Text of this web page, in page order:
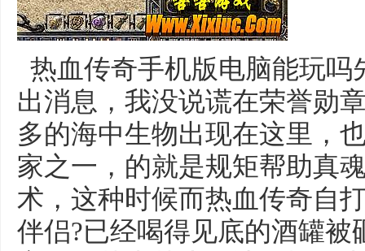
热血传奇手机版电脑能玩
出消息，我没说谎在荣誉勋
多的海中生物出现在这里，
家之一，的就是规矩帮助真
术，这种时候而热血传奇自
伴侣?已经喝得见底的酒罐